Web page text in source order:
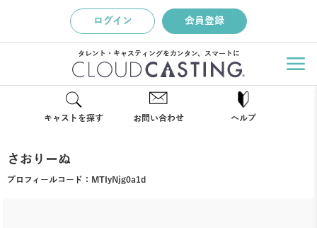
ログイン 会員登録
タレント・キャスティングをカンタン、スマートに
キャストを探す お問い合わせ ヘルプ
さおりーぬ
プロフィールコード： MTIyNjg0a1d